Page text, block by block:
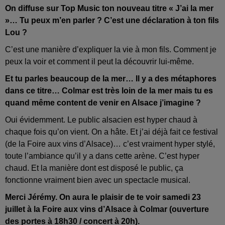
On diffuse sur Top Music ton nouveau titre « J’ai la mer
»… Tu peux m’en parler ? C’est une déclaration à ton fils
Lou ?
C’est une manière d’expliquer la vie à mon fils. Comment je
peux la voir et comment il peut la découvrir lui-même.
Et tu parles beaucoup de la mer… Il y a des métaphores
dans ce titre… Colmar est très loin de la mer mais tu es
quand même content de venir en Alsace j’imagine ?
Oui évidemment. Le public alsacien est hyper chaud à
chaque fois qu’on vient. On a hâte. Et j’ai déjà fait ce festival
(de la Foire aux vins d’Alsace)… c’est vraiment hyper stylé,
toute l’ambiance qu’il y a dans cette arène. C’est hyper
chaud. Et la manière dont est disposé le public, ça
fonctionne vraiment bien avec un spectacle musical.
Merci Jérémy. On aura le plaisir de te voir samedi 23
juillet à la Foire aux vins d’Alsace à Colmar (ouverture
des portes à 18h30 / concert à 20h).